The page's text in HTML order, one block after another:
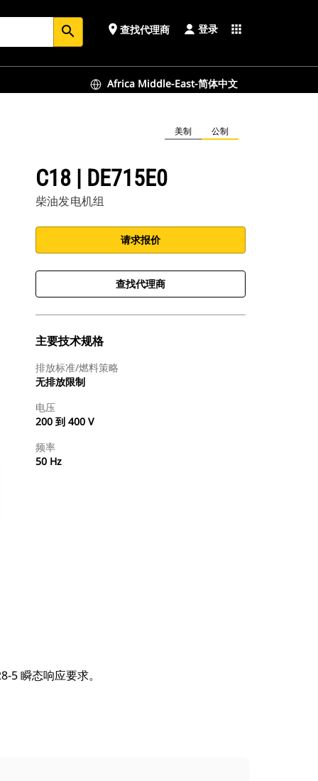
search place 查找代理商 登录 apps
Africa Middle-East-简体中文
美制 公制
C18 | DE715E0
柴油发电机组
请求报价
查找代理商
主要技术规格
排放标准/燃料策略
无排放限制
电压
200 到 400 V
频率
50 Hz
5 瞬态响应要求。